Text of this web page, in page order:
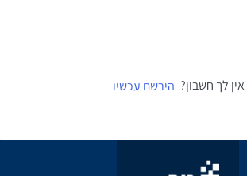
אין לך חשבון? הירשם עכשיו